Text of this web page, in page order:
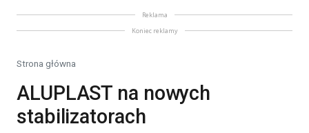
Reklama
Koniec reklamy
Strona główna
ALUPLAST na nowych
stabilizatorach